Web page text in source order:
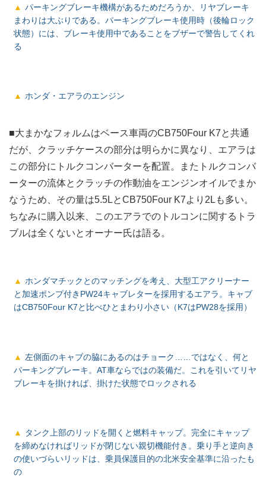
パーキングブレーキ機構があるためだろうか、リヤブレーキ
まわりは大ぶりである。パーキングブレーキ使用時（後輪ロック
状態）には、ブレーキ使用中であることをブザーで警告してくれ
る
ホンダ・エアラのエンジン
■大まかなフォルムはベース車両のCB750Four K7と共通
だが、クラッチケースの部分は明らかに異なり、エアラは
この部分にトルクコンバーターを配置。またトルクコンバ
ーターの流体とクラッチの作動油をエンジンオイルでまか
なうため、その量は5.5LとCB750Four K7より2Lも多い。
ちなみに購入以来、このエアラでのトルコンに関するトラ
ブルは全くないとオーナー氏は語る。
ホンダマチックとのマッチングを考え、大型工アクリーナー
と加速ポンプ付きPW24キャブレターを採用するエアラ。キャブ
はCB750Four K7と比べひとまわり小さい（K7はPW28を採用）
左側面のキャブの脇にあるのはチョーク……ではなく、何と
パーキングブレーキ。AT車ならではの装備だ。これを引いてリヤ
ブレーキを掛ければ、掛けた状態でロックされる
タンク上部のリッドを開くと燃料キャップ。完全にキャップ
を締めなければリッドが閉じない親切機能付き。乗り手と逆向き
の使いづらいリッドは、乗員保護目的の北米安全基準に沿ったも
の